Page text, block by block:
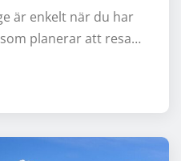
är enkelt när du har
planerar att resa…